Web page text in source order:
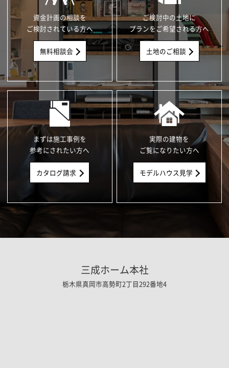
資金計画の相談を
ご検討されている方へ
無料相談会
ご検討中の土地に
プランをご希望される方へ
土地のご相談
まずは施工事例を
参考にされたい方へ
カタログ請求
実際の建物を
ご覧になりたい方へ
モデルハウス見学
三成ホーム本社
栃木県真岡市高勢町2丁目292番地4